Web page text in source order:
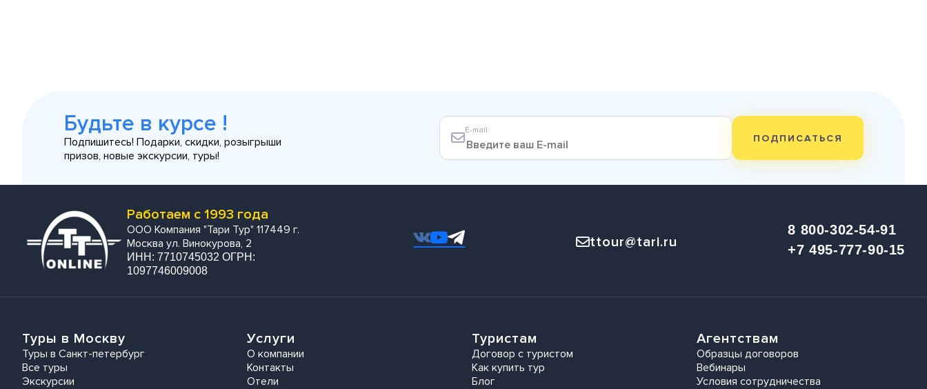
Будьте в курсе !
Подпишитесь! Подарки, скидки, розыгрыши
призов, новые экскурсии, туры!
E-mail
ПОДПИСАТЬСЯ
Работаем с 1993 года
ООО Компания "Тари Тур" 117449 г.
Москва ул. Винокурова, 2
ИНН: 7710745032 ОГРН:
1097746009008
ttour@tari.ru
8 800-302-54-91
+7 495-777-90-15
Туры в Москву
Туры в Санкт-петербург
Все туры
Экскурсии
Услуги
О компании
Контакты
Отели
Туристам
Договор с туристом
Как купить тур
Блог
Агентствам
Образцы договоров
Вебинары
Условия сотрудничества